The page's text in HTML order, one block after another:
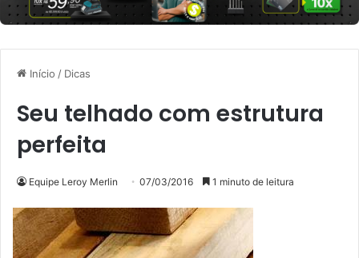
Início / Dicas
Seu telhado com estrutura
perfeita
Equipe Leroy Merlin 07/03/2016 1 minuto de leitura